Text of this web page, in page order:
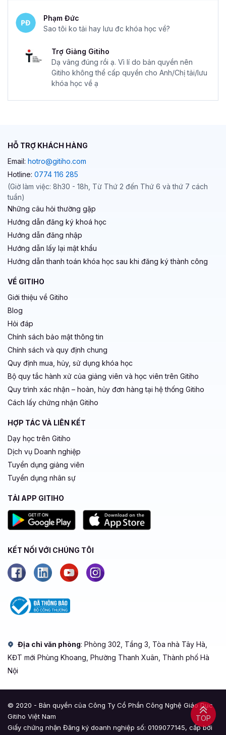
Phạm Đức
Sao tôi ko tải hay lưu đc khóa học về?
Trợ Giảng Gitiho
Dạ vâng đúng rồi ạ. Vì lí do bản quyền nên
Gitiho không thể cấp quyền cho Anh/Chị tải/lưu
khóa học về ạ
TOP
HỖ TRỢ KHÁCH HÀNG
Email: hotro@gitiho.com
Hotline: 0774 116 285
(Giờ làm việc: 8h30 - 18h, Từ Thứ 2 đến Thứ 6 và thứ 7 cách
tuần)
Những câu hỏi thường gặp
Hướng dẫn đăng ký khoá học
Hướng dẫn đăng nhập
Hướng dẫn lấy lại mật khẩu
Hướng dẫn thanh toán khóa học sau khi đăng ký thành công
VỀ GITIHO
Giới thiệu về Gitiho
Blog
Hỏi đáp
Chính sách bảo mật thông tin
Chính sách và quy định chung
Quy định mua, hủy, sử dụng khóa học
Bộ quy tắc hành xử của giảng viên và học viên trên Gitiho
Quy trình xác nhận – hoàn, hủy đơn hàng tại hệ thống Gitiho
Cách lấy chứng nhận Gitiho
HỢP TÁC VÀ LIÊN KẾT
Dạy học trên Gitiho
Dịch vụ Doanh nghiệp
Tuyển dụng giảng viên
Tuyển dụng nhân sự
TẢI APP GITIHO
KẾT NỐI VỚI CHÚNG TÔI
Địa chỉ văn phòng: Phòng 302, Tầng 3, Tòa nhà Tây Hà,
KĐT mới Phùng Khoang, Phường Thanh Xuân, Thành phố Hà
Nội
© 2020 - Bản quyền của Công Ty Cổ Phần Công Nghệ Giáo Dục
Gitiho Việt Nam
Giấy chứng nhận Đăng ký doanh nghiệp số: 0109077145, cấp bởi